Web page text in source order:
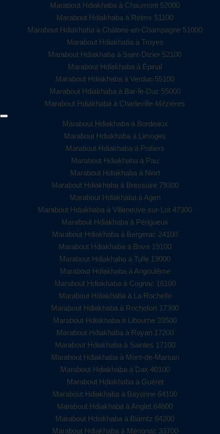
Marabout Hdiakhaba à Chaumont 52000
Marabout Hdiakhaba à Reims 51100
Marabout Hdiakhaba à Châlons-en-Champagne 51000
Marabout Hdiakhaba à Troyes
Marabout Hdiakhaba à Saint-Dizier 52100
Marabout Hdiakhaba à Épinal
Marabout Hdiakhaba à Verdun 55100
Marabout Hdiakhaba à Bar-le-Duc 55000
Marabout Hdiakhaba à Charleville-Mézières
Marabout Hdiakhaba à Bordeaux
Marabout Hdiakhaba à Limoges
Marabout Hdiakhaba à Poitiers
Marabout Hdiakhaba à Pau
Marabout Hdiakhaba à Niort
Marabout Hdiakhaba à Bressuire 79300
Marabout Hdiakhaba à Agen
Marabout Hdiakhaba à Villeneuve-sur-Lot 47300
Marabout Hdiakhaba à Périgueux
Marabout Hdiakhaba à Bergerac 24100
Marabout Hdiakhaba à Brive 19100
Marabout Hdiakhaba à Tulle 19000
Marabout Hdiakhaba à Angoulême
Marabout Hdiakhaba à Cognac 16100
Marabout Hdiakhaba à La Rochelle
Marabout Hdiakhaba à Rochefort 17300
Marabout Hdiakhaba à Libourne 33500
Marabout Hdiakhaba à Royan 17200
Marabout Hdiakhaba à Saintes 17100
Marabout Hdiakhaba à Mont-de-Marsan
Marabout Hdiakhaba à Dax 40100
Marabout Hdiakhaba à Guéret
Marabout Hdiakhaba à Bayonne 64100
Marabout Hdiakhaba à Anglet 64600
Marabout Hdiakhaba à Biarritz 64200
Marabout Hdiakhaba à Mérignac 33700